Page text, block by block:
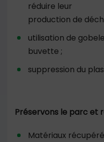
réduire leur
production de
utilisation de
buvette ;
suppression du
Préservons le parc et
Matériaux